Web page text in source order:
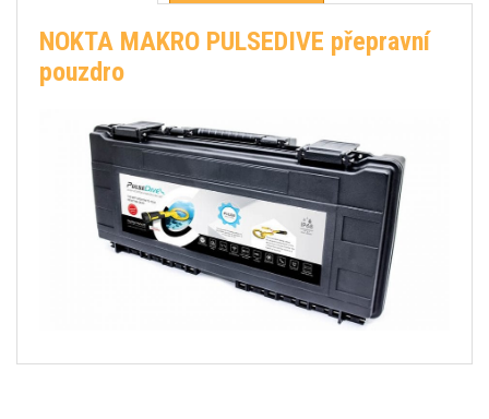
NOKTA MAKRO PULSEDIVE přepravní
pouzdro